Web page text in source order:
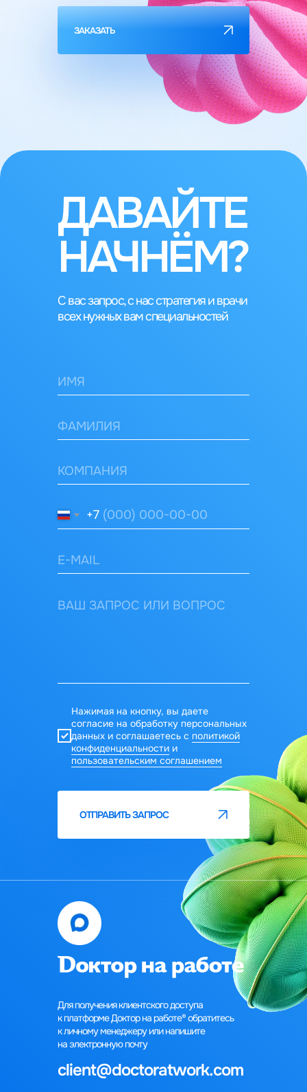
ЗАКАЗАТЬ
ДАВАЙТЕ
НАЧНЁМ?
С вас запрос, с нас стратегия и врачи
всех нужных вам специальностей
Нажимая на кнопку, вы даете
согласие на обработку персональных
данных и соглашаетесь c политикой
конфиденциальности и
пользовательским соглашением
+7
Для получения клиентского доступа
к платформе Доктор на работе®‎‎ обратитесь
к личному менеджеру или напишите
на электронную почту
client@doctoratwork.com
ОТПРАВИТЬ ЗАПРОС